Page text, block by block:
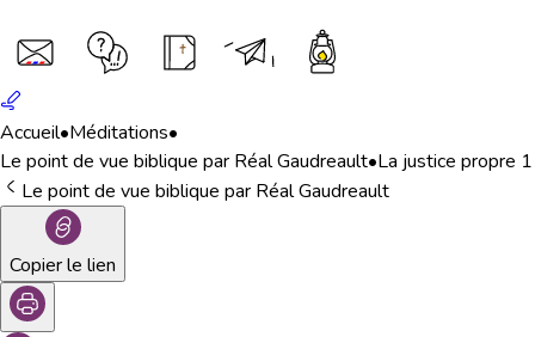
Accueil•Méditations•
Le point de vue biblique par Réal Gaudreault•La justice propre 1
Le point de vue biblique par Réal Gaudreault
Copier le lien